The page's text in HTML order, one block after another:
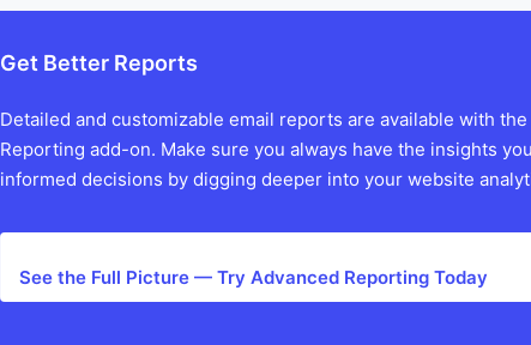
Get Better Reports
Detailed and customizable email reports are available with the
Reporting add-on. Make sure you always have the insights
informed decisions by digging deeper into your website
See the Full Picture — Try Advanced Reporting Today